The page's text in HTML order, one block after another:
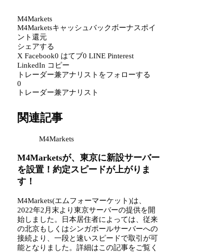
M4Markets
M4Marketsキャッシュバックボーナスポイ
ント還元
シェアする
X Facebook0 はてブ0 LINE Pinterest
LinkedIn コピー
トレーダー兼アナリストをフォローする
0
トレーダー兼アナリスト
関連記事
M4Markets
M4Marketsが、東京に新設サーバー
を設置！約定スピードが上がりま
す！
M4Markets(エムフォーマーケット)は、
2022年2月末より東京サーバーの提供を開
始しました。日本居住者によっては、従来
の北京もしくはシンガポールサーバーへの
接続より、一段と速いスピードで取引が可
能となりました。詳細はこの記事をご覧く